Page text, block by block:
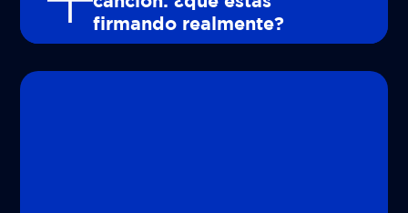
firmando realmente?